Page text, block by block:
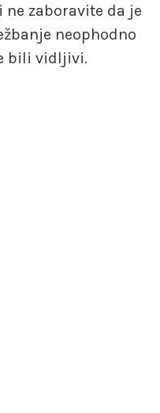
zaboravite da je
neophodno
bili vidljivi.